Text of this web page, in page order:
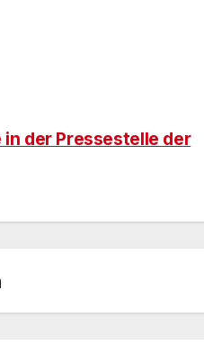
der Pressestelle der